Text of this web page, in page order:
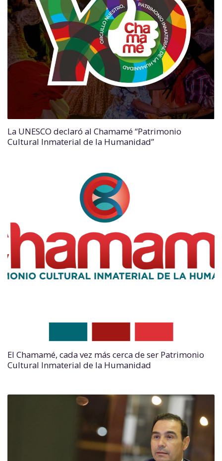
La UNESCO declaró al Chamamé “Patrimonio
Cultural Inmaterial de la Humanidad”
El Chamamé, cada vez más cerca de ser Patrimonio
Cultural Inmaterial de la Humanidad